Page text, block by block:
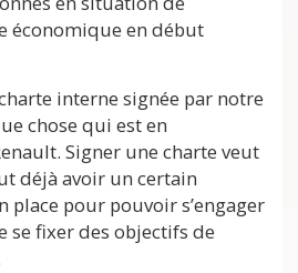
économique en début
interne signée par notre
chose qui est en
Signer une charte veut
déjà avoir un certain
place pour pouvoir s’engager
se fixer des objectifs de